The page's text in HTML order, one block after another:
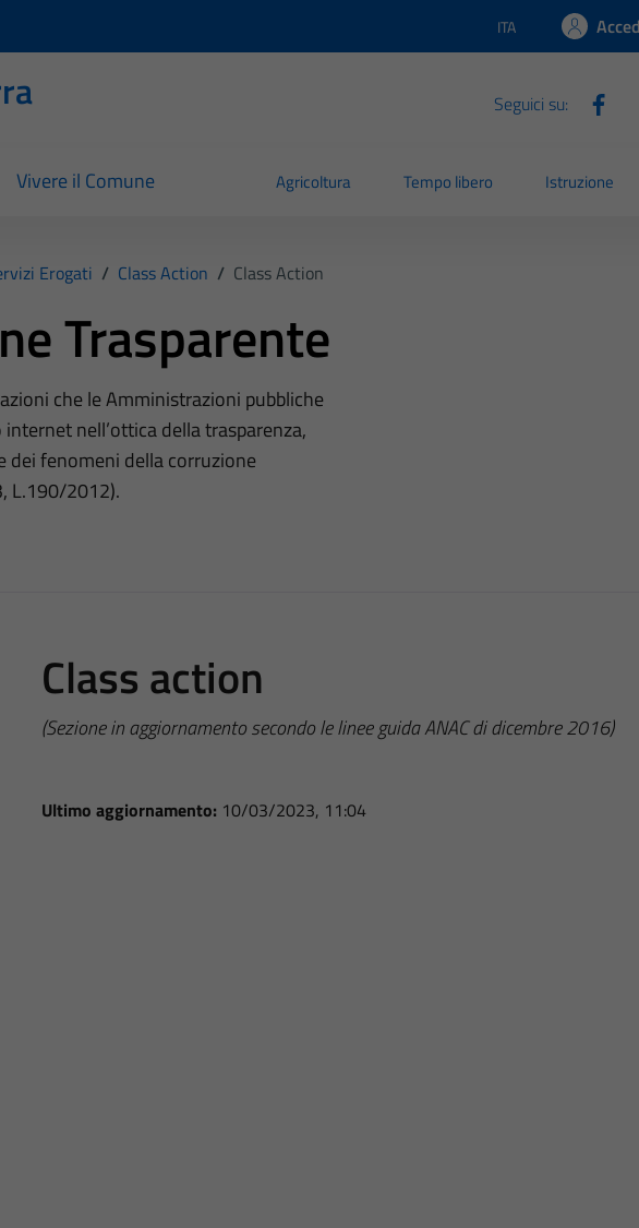
Lingua attiva:
ITA
Seguici su:
Vivere il Comune Agricoltura Tempo libero Istruzione
Erogati / Class Action / Class Action
Trasparente
che le Amministrazioni pubbliche
nell’ottica della trasparenza,
dei fenomeni della corruzione
L.190/2012).
Class action
(Sezione in aggiornamento secondo le linee guida ANAC di dicembre 2016)
Ultimo aggiornamento: 10/03/2023, 11:04